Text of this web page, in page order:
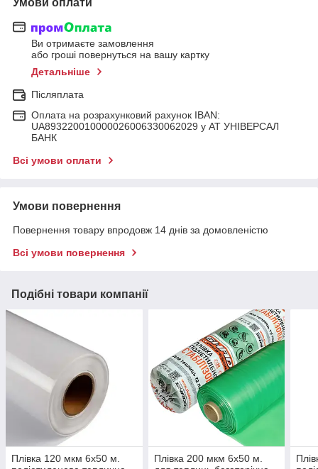
Ви отримаєте замовлення
або гроші повернуться на вашу картку
Детальніше
Післяплата
Оплата на розрахунковий рахунок IBAN:
UA893220010000026006330062029 у АТ УНІВЕРСАЛ
БАНК
Всі умови оплати
Умови повернення
Повернення товару впродовж 14 днів за домовленістю
Всі умови повернення
Подібні товари компанії
Плівка 120 мкм 6х50 м.
Плівка 200 мкм 6х50 м.